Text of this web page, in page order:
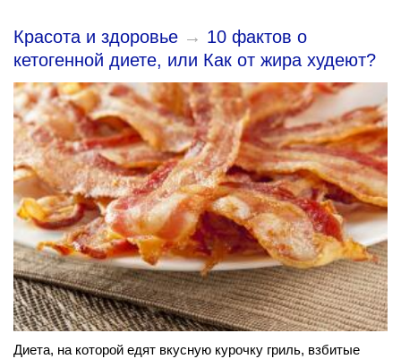
Красота и здоровье → 10 фактов о
кетогенной диете, или Как от жира худеют?
Диета, на которой едят вкусную курочку гриль, взбитые